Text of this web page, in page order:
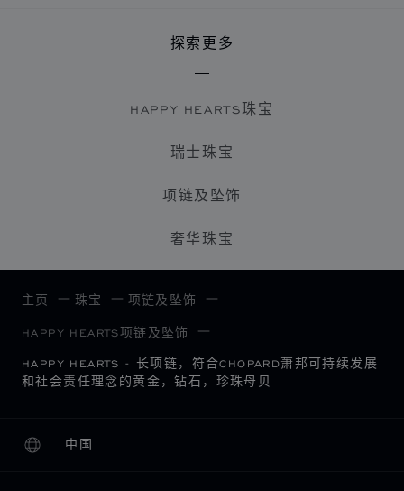
探索更多
HAPPY HEARTS珠宝
瑞士珠宝
项链及坠饰
奢华珠宝
主页 珠宝 项链及坠饰
HAPPY HEARTS项链及坠饰
HAPPY HEARTS - 长项链，符合CHOPARD萧邦可持续发展
和社会责任理念的黄金，钻石，珍珠母贝
中国
本地化（更改国家/地区）
更改国家/地区